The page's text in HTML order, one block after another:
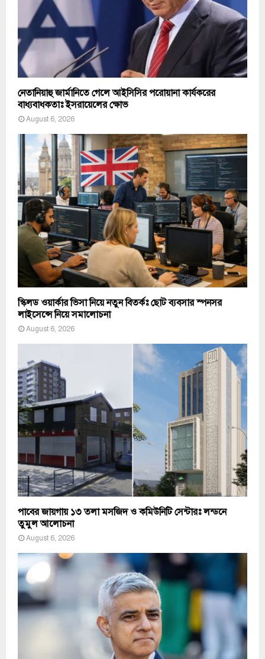
নেতানিয়াহু জার্মানিতে গেলে আইসিসির পরোয়ানা কার্যকরের
বাধ্যবাধকতাঃ ইসরায়েলের ক্ষোভ
August 6, 2026
স্কিলড ওয়ার্কার ভিসা নিয়ে নতুন বিতর্কঃ ছোট ব্যবসার স্পনসর
লাইসেন্সে নিয়ে সমালোচনা
August 6, 2026
পাবের জায়গায় ১৩ তলা মসজিদ ও কমিউনিটি সেন্টারঃ লন্ডনে
তুমুল আলোচনা
August 6, 2026